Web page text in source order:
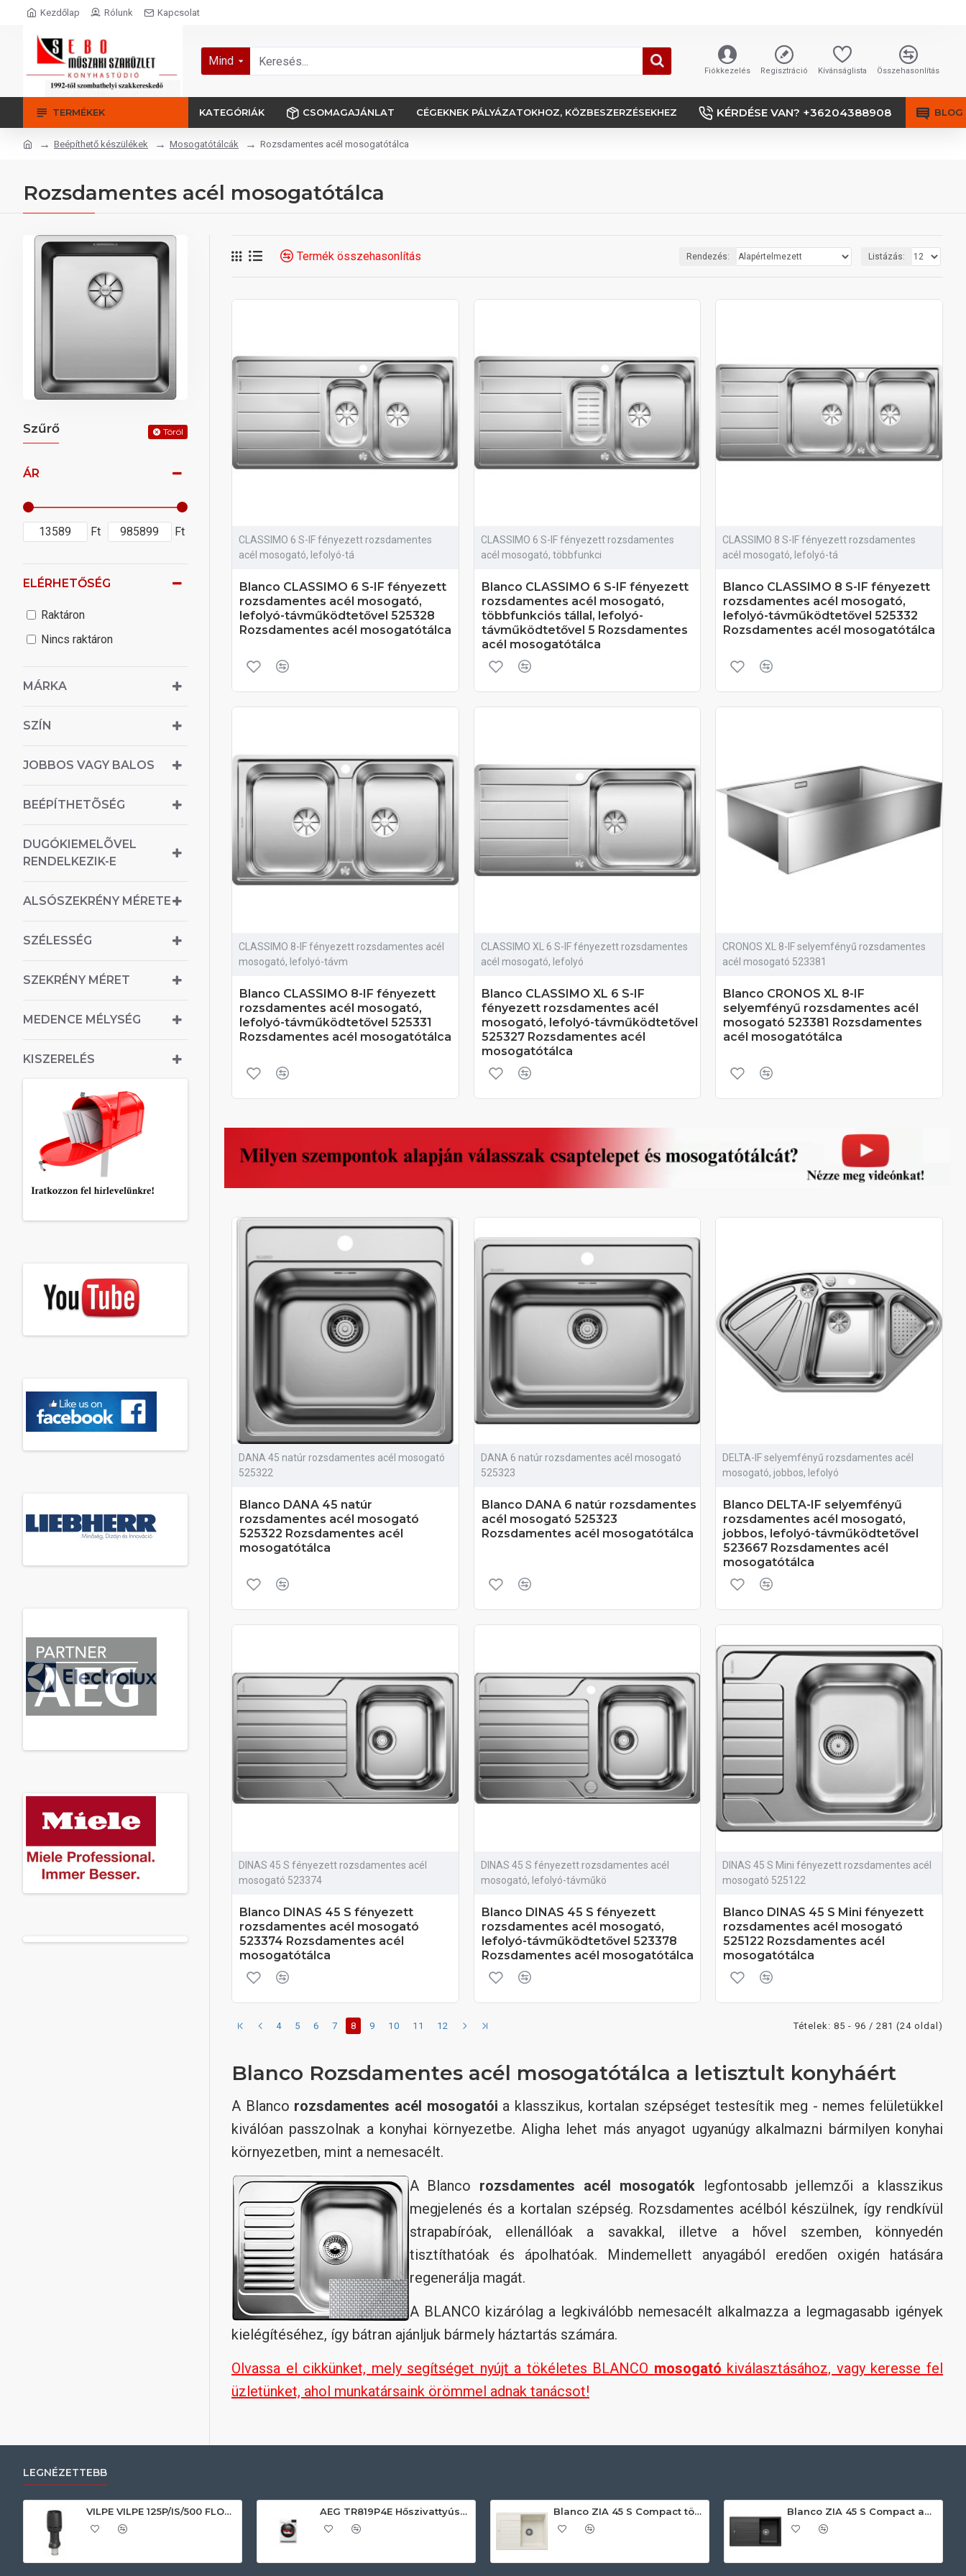
Kezdőlap Rólunk Kapcsolat
Mind
Fiókkezelés Regisztráció Kívánságlista Összehasonlítás
TERMÉKEK KATEGÓRIÁK CSOMAGAJÁNLAT CÉGEKNEK PÁLYÁZATOKHOZ, KÖZBESZERZÉSEKHEZ KÉRDÉSE VAN? +36204388908 BLOG
Beépíthető készülékek Mosogatótálcák Rozsdamentes acél mosogatótálca
Rozsdamentes acél mosogatótálca
Szűrő Töröl
ÁR
Ft Ft
MÁRKA
SZÍN
JOBBOS VAGY BALOS
BEÉPÍTHETÕSÉG
DUGÓKIEMELÕVEL
RENDELKEZIK-E
ALSÓSZEKRÉNY MÉRETE
SZÉLESSÉG
SZEKRÉNY MÉRET
MEDENCE MÉLYSÉG
KISZERELÉS
ELÉRHETŐSÉG
Raktáron
Nincs raktáron
Termék összehasonlítás Rendezés: Listázás:
CLASSIMO 6 S-IF fényezett rozsdamentes
acél mosogató, lefolyó-tá
Blanco CLASSIMO 6 S-IF fényezett
rozsdamentes acél mosogató,
lefolyó-távműködtetővel 525328
Rozsdamentes acél mosogatótálca
CLASSIMO 6 S-IF fényezett rozsdamentes
acél mosogató, többfunkci
Blanco CLASSIMO 6 S-IF fényezett
rozsdamentes acél mosogató,
többfunkciós tállal, lefolyó-
távműködtetővel 5 Rozsdamentes
acél mosogatótálca
CLASSIMO 8 S-IF fényezett rozsdamentes
acél mosogató, lefolyó-tá
Blanco CLASSIMO 8 S-IF fényezett
rozsdamentes acél mosogató,
lefolyó-távműködtetővel 525332
Rozsdamentes acél mosogatótálca
CLASSIMO 8-IF fényezett rozsdamentes acél
mosogató, lefolyó-távm
Blanco CLASSIMO 8-IF fényezett
rozsdamentes acél mosogató,
lefolyó-távműködtetővel 525331
Rozsdamentes acél mosogatótálca
CLASSIMO XL 6 S-IF fényezett rozsdamentes
acél mosogató, lefolyó
Blanco CLASSIMO XL 6 S-IF
fényezett rozsdamentes acél
mosogató, lefolyó-távműködtetővel
525327 Rozsdamentes acél
mosogatótálca
CRONOS XL 8-IF selyemfényű rozsdamentes
acél mosogató 523381
Blanco CRONOS XL 8-IF
selyemfényű rozsdamentes acél
mosogató 523381 Rozsdamentes
acél mosogatótálca
DANA 45 natúr rozsdamentes acél mosogató
525322
Blanco DANA 45 natúr
rozsdamentes acél mosogató
525322 Rozsdamentes acél
mosogatótálca
DANA 6 natúr rozsdamentes acél mosogató
525323
Blanco DANA 6 natúr rozsdamentes
acél mosogató 525323
Rozsdamentes acél mosogatótálca
DELTA-IF selyemfényű rozsdamentes acél
mosogató, jobbos, lefolyó
Blanco DELTA-IF selyemfényű
rozsdamentes acél mosogató,
jobbos, lefolyó-távműködtetővel
523667 Rozsdamentes acél
mosogatótálca
DINAS 45 S fényezett rozsdamentes acél
mosogató 523374
Blanco DINAS 45 S fényezett
rozsdamentes acél mosogató
523374 Rozsdamentes acél
mosogatótálca
DINAS 45 S fényezett rozsdamentes acél
mosogató, lefolyó-távműkö
Blanco DINAS 45 S fényezett
rozsdamentes acél mosogató,
lefolyó-távműködtetővel 523378
Rozsdamentes acél mosogatótálca
DINAS 45 S Mini fényezett rozsdamentes acél
mosogató 525122
Blanco DINAS 45 S Mini fényezett
rozsdamentes acél mosogató
525122 Rozsdamentes acél
mosogatótálca
4 5 6 7 8 9 10 11 12 Tételek: 85 - 96 / 281 (24 oldal)
Blanco Rozsdamentes acél mosogatótálca a letisztult konyháért
A Blanco rozsdamentes acél mosogatói a klasszikus, kortalan szépséget testesítik meg - nemes felületükkel
kiválóan passzolnak a konyhai környezetbe. Aligha lehet más anyagot ugyanúgy alkalmazni bármilyen konyhai
környezetben, mint a nemesacélt.
A Blanco rozsdamentes acél mosogatóklegfontosabb jellemzői a klasszikus
megjelenés és a kortalan szépség. Rozsdamentes acélból készülnek, így rendkívül
strapabíróak, ellenállóak a savakkal, illetve a hővel szemben, könnyedén
tisztíthatóak és ápolhatóak. Mindemellett anyagából eredően oxigén hatására
regenerálja magát.
A BLANCO kizárólag a legkiválóbb nemesacélt alkalmazza a legmagasabb igények
kielégítéséhez, így bátran ajánljuk bármely háztartás számára.
Olvassa el cikkünket, mely segítséget nyújt a tökéletes BLANCO mosogató kiválasztásához, vagy keresse fel
üzletünket, ahol munkatársaink örömmel adnak tanácsot!
LEGNÉZETTEBB
VILPE VILPE 125P/IS/500 FLOW tetőszellőző, fekete Szellőztető ventilátor tartozékok AEG TR819P4E Hőszivattyús szárítógép Blanco ZIA 45 S Compact törtfehér exc.n. 527197 Gránit mosogatótálca Blanco ZIA 45 S Compact antracit exc.n 524721 Gránit mosogatótálca